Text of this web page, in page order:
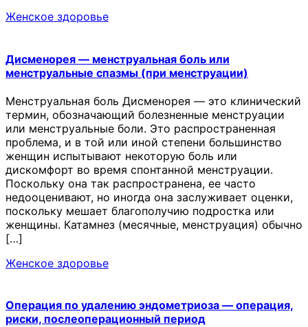
Женское здоровье
Дисменорея — менструальная боль или
менструальные спазмы (при менструации)
Менструальная боль Дисменорея — это клинический
термин, обозначающий болезненные менструации
или менструальные боли. Это распространенная
проблема, и в той или иной степени большинство
женщин испытывают некоторую боль или
дискомфорт во время спонтанной менструации.
Поскольку она так распространена, ее часто
недооценивают, но иногда она заслуживает оценки,
поскольку мешает благополучию подростка или
женщины. Катамнез (месячные, менструация) обычно
[…]
Женское здоровье
Операция по удалению эндометриоза — операция,
риски, послеоперационный период